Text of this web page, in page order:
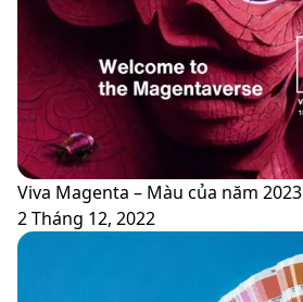
cách
Mắt
Biếc
những
sự
kiện
khoa
học
nổi
bật
và
đáng
chú
Viva Magenta – Màu của năm 2023
2 Tháng 12, 2022